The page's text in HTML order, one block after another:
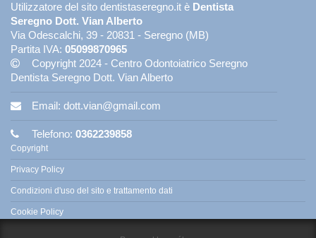
Utilizzatore del sito dentistaseregno.it è Dentista
Seregno Dott. Vian Alberto
Via Odescalchi, 39 - 20831 - Seregno (MB)
Partita IVA: 05099870965
Copyright 2024 - Centro Odontoiatrico Seregno
Dentista Seregno Dott. Vian Alberto
Email: dott.vian@gmail.com
Telefono: 0362239858
Copyright
Privacy Policy
Condizioni d'uso del sito e trattamento dati
Cookie Policy